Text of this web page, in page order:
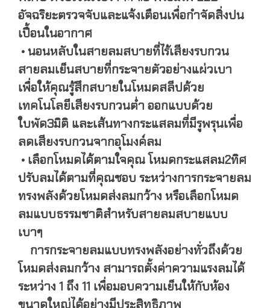
อัจฉริยะตรวจจับและแจ้งเตือนเพื่อกำจัดสิ่งปน
เปื้อนในอากาศ
• นอนหลับในสายลมสบายที่ไร้เสียงรบกวน
สายลมเย็นสบายที่กระจายตัวอย่างแผ่วเบา
เพื่อให้คุณรู้สึกสบายในโหมดสลีปด้วย
เทคโนโลยีเสียงรบกวนต่ำ ออกแบบด้วย
ใบพัด3มิติ และเส้นทางกระแสลมที่มีรูพรุนเพื่อ
ลดเสียงรบกวนจากอุโมงค์ลม
• เลือกโหมดได้ตามใจคุณ โหมดกระแสลม2ทิศ
ปรับลมได้ตามที่คุณชอบ ระหว่างการกระจายลม
ทรงพลังด้วยโหมดส่งลมกว้าง หรือเลือกโหมด
ลมแบบธรรมชาติสำหรับสายลมสบายแบบ
เบาๆ
การกระจายลมแบบทรงพลังอย่างทั่วถึงด้วย
โหมดส่งลมกว้าง สามารถตั้งค่าความแรงลมได้
ระหว่าง 1 ถึง 11 เพื่อมอบความเย็นให้กับห้อง
ขนาดใหญ่ได้อย่างมีประสิทธิภาพ